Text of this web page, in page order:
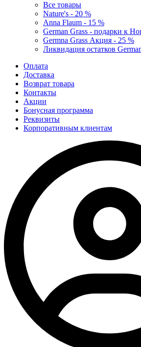
Все товары
Nature's - 20 %
Anna Flaum - 15 %
German Grass - подарки к
Germna Grass Акция - 25 %
Ликвидация остатков
Оплата
Доставка
Возврат товара
Контакты
Акции
Бонусная программа
Реквизиты
Корпоративным клиентам